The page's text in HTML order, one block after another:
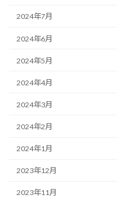
2024年7月
2024年6月
2024年5月
2024年4月
2024年3月
2024年2月
2024年1月
2023年12月
2023年11月